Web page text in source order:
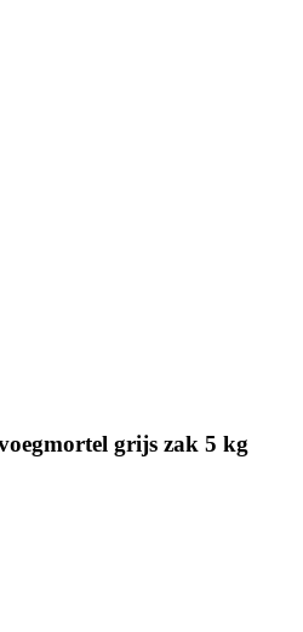
grijs zak 5 kg